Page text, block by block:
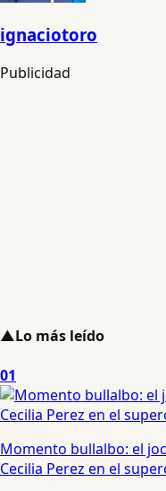
ignaciotoro
Publicidad
▲Lo más leído
01
Momento bullalbo: el
Cecilia Perez en el